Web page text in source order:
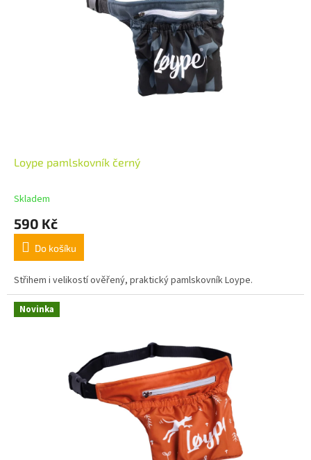
Loype pamlskovník černý
Skladem
590 Kč
Do košíku
Střihem i velikostí ověřený, praktický pamlskovník Loype.
Novinka